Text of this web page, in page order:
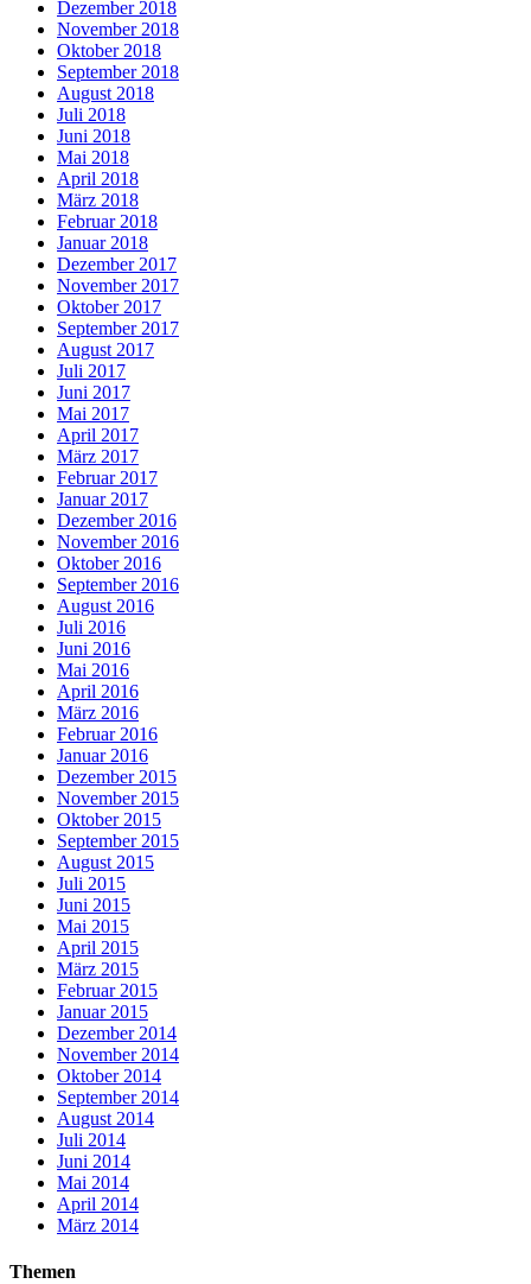
Dezember 2018
November 2018
Oktober 2018
September 2018
August 2018
Juli 2018
Juni 2018
Mai 2018
April 2018
März 2018
Februar 2018
Januar 2018
Dezember 2017
November 2017
Oktober 2017
September 2017
August 2017
Juli 2017
Juni 2017
Mai 2017
April 2017
März 2017
Februar 2017
Januar 2017
Dezember 2016
November 2016
Oktober 2016
September 2016
August 2016
Juli 2016
Juni 2016
Mai 2016
April 2016
März 2016
Februar 2016
Januar 2016
Dezember 2015
November 2015
Oktober 2015
September 2015
August 2015
Juli 2015
Juni 2015
Mai 2015
April 2015
März 2015
Februar 2015
Januar 2015
Dezember 2014
November 2014
Oktober 2014
September 2014
August 2014
Juli 2014
Juni 2014
Mai 2014
April 2014
März 2014
Themen